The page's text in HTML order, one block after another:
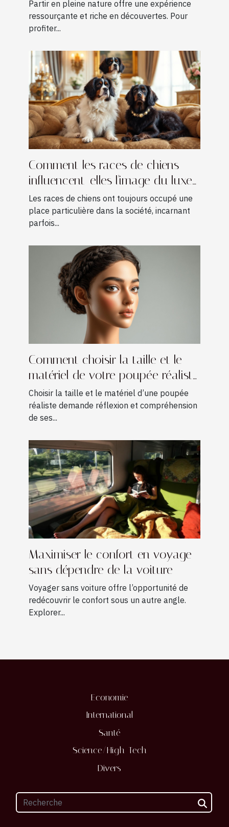
Partir en pleine nature offre une expérience
ressourçante et riche en découvertes. Pour
profiter...
Comment les races de chiens
influencent-elles l'image du luxe
?
Les races de chiens ont toujours occupé une
place particulière dans la société, incarnant
parfois...
Comment choisir la taille et le
matériel de votre poupée réaliste
?
Choisir la taille et le matériel d’une poupée
réaliste demande réflexion et compréhension
de ses...
Maximiser le confort en voyage
sans dépendre de la voiture
Voyager sans voiture offre l’opportunité de
redécouvrir le confort sous un autre angle.
Explorer...
Economie
International
Santé
Science/High-Tech
Divers